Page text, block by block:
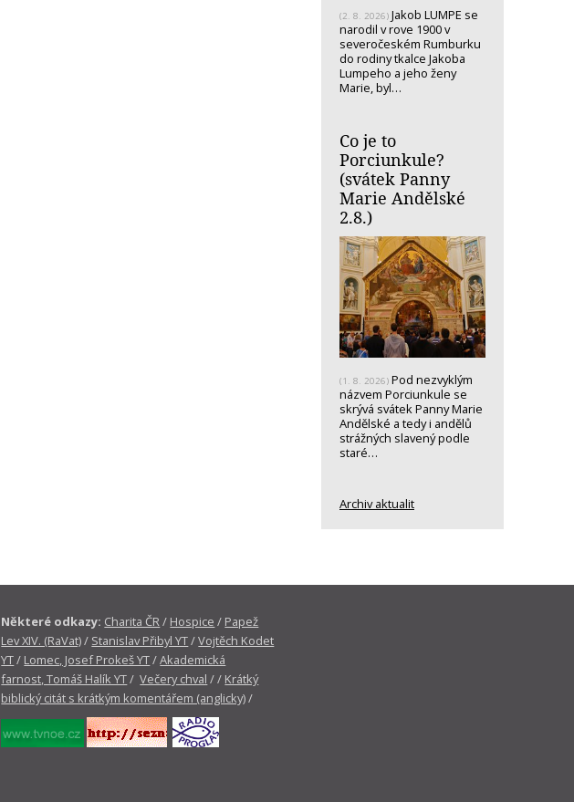
(2. 8. 2026) Jakob LUMPE se
narodil v rove 1900 v
severočeském Rumburku
do rodiny tkalce Jakoba
Lumpeho a jeho ženy
Marie, byl…
Co je to
Porciunkule?
(svátek Panny
Marie Andělské
2.8.)
(1. 8. 2026) Pod nezvyklým
názvem Porciunkule se
skrývá svátek Panny Marie
Andělské a tedy i andělů
strážných slavený podle
staré…
Archiv aktualit
Některé odkazy: Charita ČR/ Hospice / Papež
Lev XIV. (RaVat)/ Stanislav Přibyl YT/Vojtěch Kodet
YT/ Lomec, Josef Prokeš YT/Akademická
farnost, Tomáš Halík YT/Večery chval / / Krátký
biblický citát s krátkým komentářem (anglicky)/